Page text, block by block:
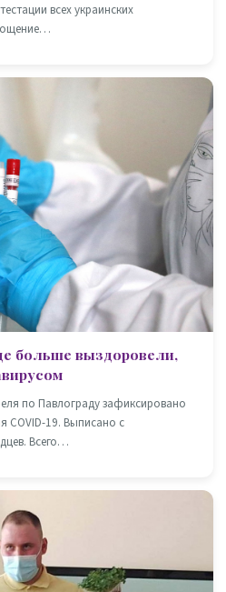
всех украинских
больше выздоровели,
по Павлограду зафиксировано
COVID-19. Выписано с
Всего…